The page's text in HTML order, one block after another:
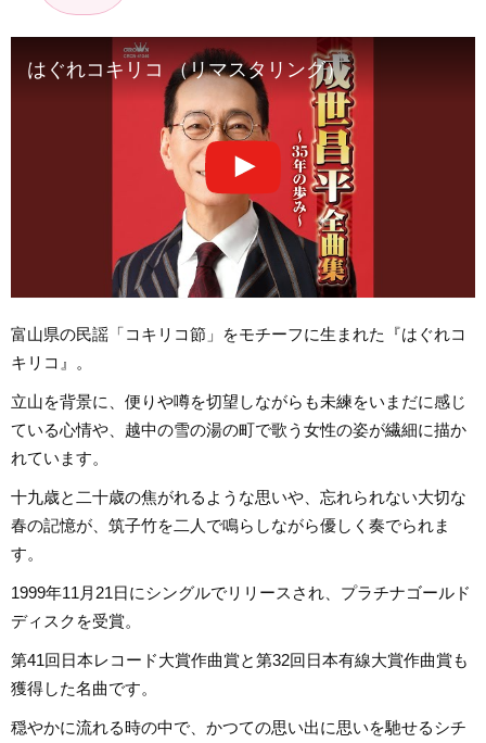
はぐれコキリコ （リマスタリング）
富山県の民謡「コキリコ節」をモチーフに生まれた『はぐれコ
キリコ』。
立山を背景に、便りや噂を切望しながらも未練をいまだに感じ
ている心情や、越中の雪の湯の町で歌う女性の姿が繊細に描か
れています。
十九歳と二十歳の焦がれるような思いや、忘れられない大切な
春の記憶が、筑子竹を二人で鳴らしながら優しく奏でられま
す。
1999年11月21日にシングルでリリースされ、プラチナゴールド
ディスクを受賞。
第41回日本レコード大賞作曲賞と第32回日本有線大賞作曲賞も
獲得した名曲です。
穏やかに流れる時の中で、かつての思い出に思いを馳せるシチ